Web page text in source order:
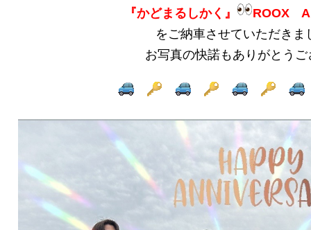
『かどまるしかく』
ROOX
をご納車させていただきま
お写真の快諾もありがとうご